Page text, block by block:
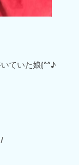
ていた娘(^^♪